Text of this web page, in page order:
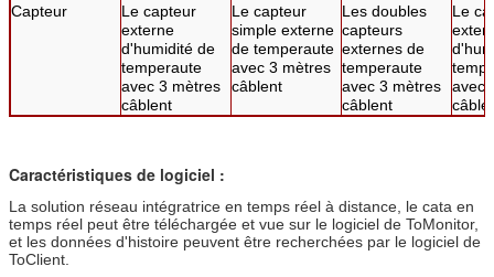
Capteur
Le capteur
externe
d'humidité de
temperaute
avec 3 mètres
câblent
Le capteur
simple externe
de temperaute
avec 3 mètres
câblent
Les doubles
capteurs
externes de
temperaute
avec 3 mètres
câblent
Le
avec
Caractéristiques de logiciel :
La solution réseau intégratrice en temps réel à distance, le cata en
temps réel peut être téléchargée et vue sur le logiciel de ToMonitor,
et les données d'histoire peuvent être recherchées par le logiciel de
ToClient.